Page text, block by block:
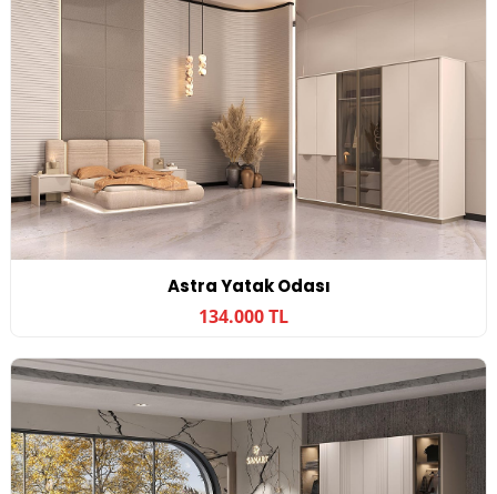
Astra Yatak Odası
134.000 TL